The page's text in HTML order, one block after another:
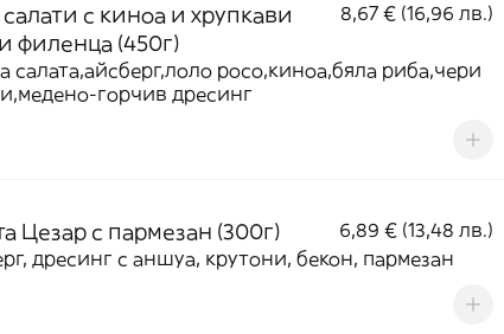
с киноа и хрупкави
филенца (450г)
8,67 € (16,96 лв.)
салата,айсберг,лоло росо,киноа,бяла риба,чери
горчив дресинг
Цезар с пармезан (300г)
6,89 € (13,48 лв.)
дресинг с аншуа, крутони, бекон, пармезан